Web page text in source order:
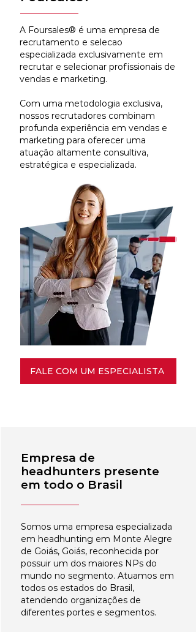
A Foursales® é uma empresa de
recrutamento e selecao
especializada exclusivamente em
recrutar e selecionar profissionais de
vendas e marketing.
Com uma metodologia exclusiva,
nossos recrutadores combinam
profunda experiência em vendas e
marketing para oferecer uma
atuação altamente consultiva,
estratégica e especializada.
FALE COM UM ESPECIALISTA
Empresa de
headhunters presente
em todo o Brasil
Somos uma empresa especializada
em headhunting em Monte Alegre
de Goiás, Goiás, reconhecida por
possuir um dos maiores NPs do
mundo no segmento. Atuamos em
todos os estados do Brasil,
atendendo organizações de
diferentes portes e segmentos.